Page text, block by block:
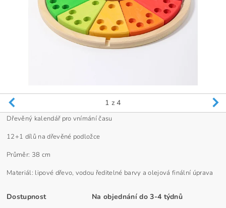
1 z 4
Dřevěný kalendář pro vnímání času
12+1 dílů na dřevěné podložce
Průměr: 38 cm
Materiál: lipové dřevo, vodou ředitelné barvy a olejová finální úprava
Dostupnost Na objednání do 3-4 týdnů